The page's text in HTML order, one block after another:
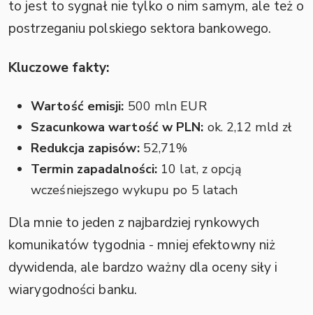
to jest to sygnał nie tylko o nim samym, ale też o
postrzeganiu polskiego sektora bankowego.
Kluczowe fakty:
Wartość emisji: 500 mln EUR
Szacunkowa wartość w PLN: ok. 2,12 mld zł
Redukcja zapisów:52,71%
Termin zapadalności: 10 lat, z opcją
wcześniejszego wykupu po 5 latach
Dla mnie to jeden z najbardziej rynkowych
komunikatów tygodnia - mniej efektowny niż
dywidenda, ale bardzo ważny dla oceny siły i
wiarygodności banku.